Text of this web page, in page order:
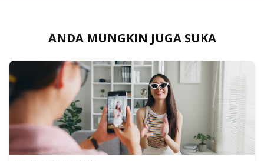
ANDA MUNGKIN JUGA SUKA